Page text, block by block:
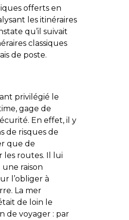
offerts en
les itinéraires
qu’il suivait
classiques
de poste.
privilégié le
gage de
En effet, il y
de risques de
que de
les routes. Il lui
raison
l’obliger à
La mer
de loin le
de voyager : par